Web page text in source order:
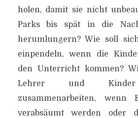
holen, damit sie nicht
Parks bis spät in die
herumlungern? Wie soll
einpendeln, wenn die
den Unterricht kommen?
Lehrer und Kinder
zusammenarbeiten, wenn
verabsäumt werden oder